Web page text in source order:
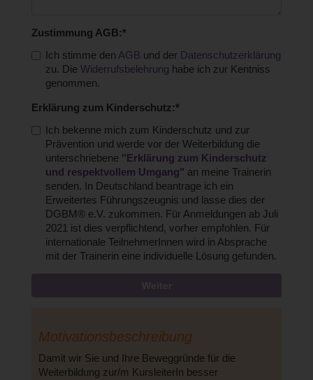
Zustimmung AGB:*
Ich stimme den AGB und der Datenschutzerklärung
zu. Die Widerrufsbelehrung habe ich zur Kentniss
genommen.
Erklärung zum Kinderschutz:*
Ich bekenne mich zum Kinderschutz und zur
Prävention und werde vor der Weiterbildung die
unterschriebene "Erklärung zum Kinderschutz
und respektvollem Umgang" an meine Trainerin
senden. In Deutschland beantrage ich ein
Erweitertes Führungszeugnis und lasse dies der
DGBM® e.V. zukommen. Für Anmeldungen ab Juli
2021 ist dies verpflichtend, vorher empfohlen. Für
internationale TeilnehmerInnen wird in Absprache
mit der Trainerin eine individuelle Lösung gefunden.
Motivationsbeschreibung
Damit wir Sie und Ihre Beweggründe für die
Weiterbildung zur/m KursleiterIn besser